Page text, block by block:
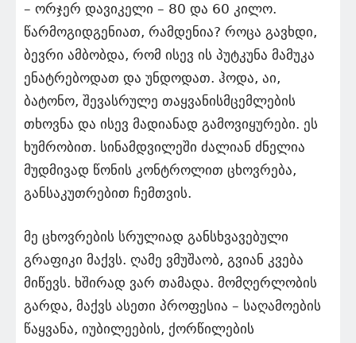
– ორჯერ დავიკელი – 80 და 60 კილო.
წარმოგიდგენიათ, რამდენია? როცა გავხდი,
ბევრი ამბობდა, რომ ისევ ის პუტკუნა მამუკა
ენატრებოდათ და უნდოდათ. ჰოდა, აი,
ბატონო, შევასრულე თაყვანისმცემლების
თხოვნა და ისევ მადიანად გამოვიყურები. ეს
ხუმრობით. სინამდვილეში ძალიან ძნელია
მუდმივად წონის კონტროლით ცხოვრება,
განსაკუთრებით ჩემთვის.
მე ცხოვრების სრულიად განსხვავებული
გრაფიკი მაქვს. ღამე ვმუშაობ, გვიან კვება
მიწევს. ხშირად ვარ თამადა. მომღერლობის
გარდა, მაქვს ასეთი პროფესია – საღამოების
წაყვანა, იუბილეების, ქორწილების